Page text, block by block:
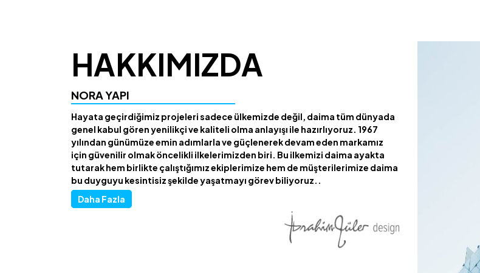
HAKKIMIZDA
NORA YAPI
Hayata geçirdiğimiz projeleri sadece ülkemizde değil, daima tüm dünyada
genel kabul gören yenilikçi ve kaliteli olma anlayışı ile hazırlıyoruz. 1967
yılından günümüze emin adımlarla ve güçlenerek devam eden markamız
için güvenilir olmak öncelikli ilkelerimizden biri. Bu ilkemizi daima ayakta
tutarak hem birlikte çalıştığımız ekiplerimize hem de müşterilerimize daima
bu duyguyu kesintisiz şekilde yaşatmayı görev biliyoruz..
Daha Fazla